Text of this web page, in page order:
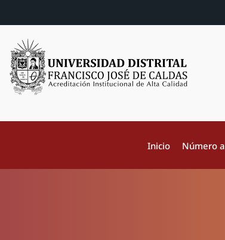
Inicio Número